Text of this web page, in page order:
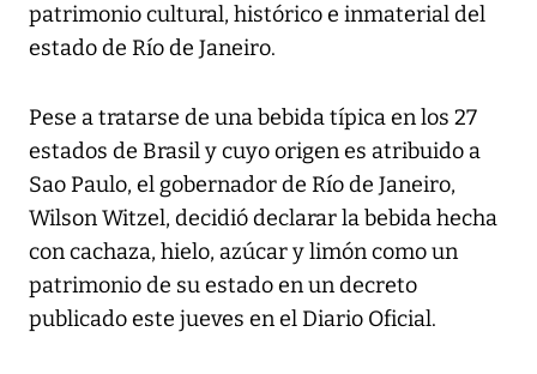
patrimonio cultural, histórico e inmaterial del
estado de Río de Janeiro.
Pese a tratarse de una bebida típica en los 27
estados de Brasil y cuyo origen es atribuido a
Sao Paulo, el gobernador de Río de Janeiro,
Wilson Witzel, decidió declarar la bebida hecha
con cachaza, hielo, azúcar y limón como un
patrimonio de su estado en un decreto
publicado este jueves en el Diario Oficial.